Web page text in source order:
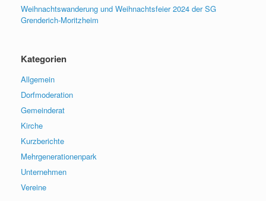
Weihnachtswanderung und Weihnachtsfeier 2024 der SG
Grenderich-Moritzheim
Kategorien
Allgemein
Dorfmoderation
Gemeinderat
Kirche
Kurzberichte
Mehrgenerationenpark
Unternehmen
Vereine